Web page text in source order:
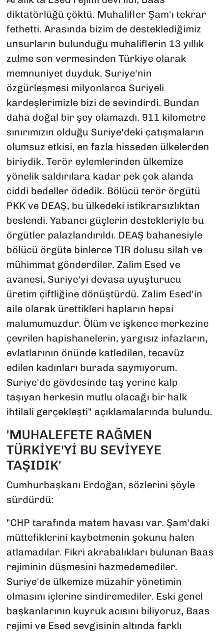
diktatörlüğü çöktü. Muhalifler Şam'ı tekrar
fethetti. Arasında bizim de desteklediğimiz
unsurların bulunduğu muhaliflerin 13 yıllık
zulme son vermesinden Türkiye olarak
memnuniyet duyduk. Suriye'nin
özgürleşmesi milyonlarca Suriyeli
kardeşlerimizle bizi de sevindirdi. Bundan
daha doğal bir şey olamazdı. 911 kilometre
sınırımızın olduğu Suriye'deki çatışmaların
olumsuz etkisi, en fazla hisseden ülkelerden
biriydik. Terör eylemlerinden ülkemize
yönelik saldırılara kadar pek çok alanda
ciddi bedeller ödedik. Bölücü terör örgütü
PKK ve DEAŞ, bu ülkedeki istikrarsızlıktan
beslendi. Yabancı güçlerin destekleriyle bu
örgütler palazlandırıldı. DEAŞ bahanesiyle
bölücü örgüte binlerce TIR dolusu silah ve
mühimmat gönderdiler. Zalim Esed ve
avanesi, Suriye'yi devasa uyuşturucu
üretim çiftliğine dönüştürdü. Zalim Esed'in
aile olarak ürettikleri hapların hepsi
malumumuzdur. Ölüm ve işkence merkezine
çevrilen hapishanelerin, yargısız infazların,
evlatlarının önünde katledilen, tecavüz
edilen kadınları burada saymıyorum.
Suriye'de gövdesinde taş yerine kalp
taşıyan herkesin mutlu olacağı bir halk
ihtilali gerçekleşti" açıklamalarında bulundu.
'MUHALEFETE RAĞMEN
TÜRKİYE'Yİ BU SEVİYEYE
TAŞIDIK'
Cumhurbaşkanı Erdoğan, sözlerini şöyle
sürdürdü:
"CHP tarafında matem havası var. Şam'daki
müttefiklerini kaybetmenin şokunu halen
atlamadılar. Fikri akrabalıkları bulunan Baas
rejiminin düşmesini hazmedemediler.
Suriye'de ülkemize müzahir yönetimin
olmasını içlerine sindiremediler. Eski genel
başkanlarının kuyruk acısını biliyoruz, Baas
rejimi ve Esed sevgisinin altında farklı